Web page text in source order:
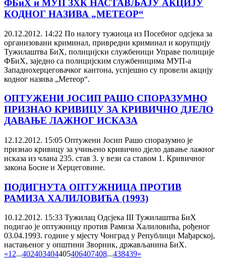
ФБиХ и МУП ЗХК НАСТАВЉАЈУ АКЦИЈУ
КОДНОГ НАЗИВА „МЕТЕОР“
20.12.2012. 14:22 По налогу тужиоца из Посебног одсјека за
организовани криминал, привредни криминал и корупцију
Тужилаштва БиХ, полицијски службеници Управе полиције
ФБиХ, заједно са полицијским службеницима МУП-а
Западнохерцеговачког кантона, успјешно су провели акцију
кодног назива „Метеор“.
ОПТУЖЕНИ ЈОСИП РАШО СПОРАЗУМНО
ПРИЗНАО КРИВИЦУ ЗА КРИВИЧНО ДЈЕЛО
ДАВАЊЕ ЛАЖНОГ ИСКАЗА
12.12.2012. 15:05 Оптужени Јосип Рашо споразумно је
признао кривицу за учињено кривично дјело давање лажног
исказа из члана 235. став 3. у вези са ставом 1. Кривичног
закона Босне и Херцеговине.
ПОДИГНУТА ОПТУЖНИЦА ПРОТИВ
РАМИЗА ХАЛИЛОВИЋА (1993)
10.12.2012. 15:33 Тужилац Одсјека III Тужилаштва БиХ
подигао је оптужницу против Рамиза Халиловића, рођеног
03.04.1993. године у мјесту Чонград у Републици Мађарској,
настањеног у општини Зворник, држављанина БиХ.
«12...402403404405406407408...438439»